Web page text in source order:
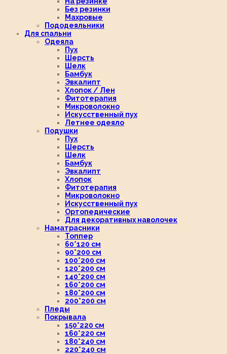
Без резинки
Махровые
Пододеяльники
Для спальни
Одеяла
Пух
Шерсть
Шелк
Бамбук
Эвкалипт
Хлопок / Лен
Фитотерапия
Микроволокно
Искусственный пух
Летнее одеяло
Подушки
Пух
Шерсть
Шелк
Бамбук
Эвкалипт
Хлопок
Фитотерапия
Микроволокно
Искусственный пух
Ортопедические
Для декоративных наволочек
Наматрасники
Топпер
60*120 см
90*200 см
100*200 см
120*200 см
140*200 см
160*200 см
180*200 см
200*200 см
Пледы
Покрывала
150*220 см
160*220 см
180*240 см
220*240 см